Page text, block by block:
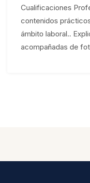
Cualificaciones
contenidos
ámbito laboral..
acompañadas de